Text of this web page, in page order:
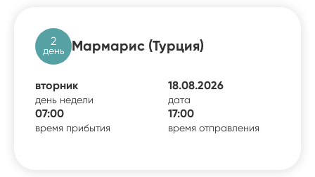
2
день Мармарис (Турция)
вторник
день недели
18.08.2026
дата
07:00
время прибытия
17:00
время отправления